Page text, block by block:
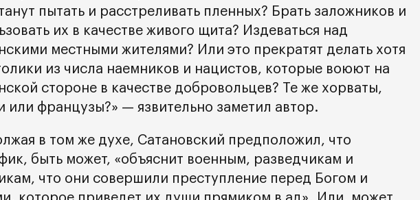
пытать и расстреливать пленных? Брать заложников и
их в качестве живого щита? Издеваться над
местными жителями? Или это прекратят делать хотя
из числа наемников и нацистов, которые воюют на
стороне в качестве добровольцев? Те же хорваты,
или французы?» — язвительно заметил автор.
в том же духе, Сатановский предположил, что
быть может, «объяснит военным, разведчикам и
что они совершили преступление перед Богом и